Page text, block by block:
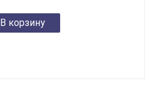
В корзину